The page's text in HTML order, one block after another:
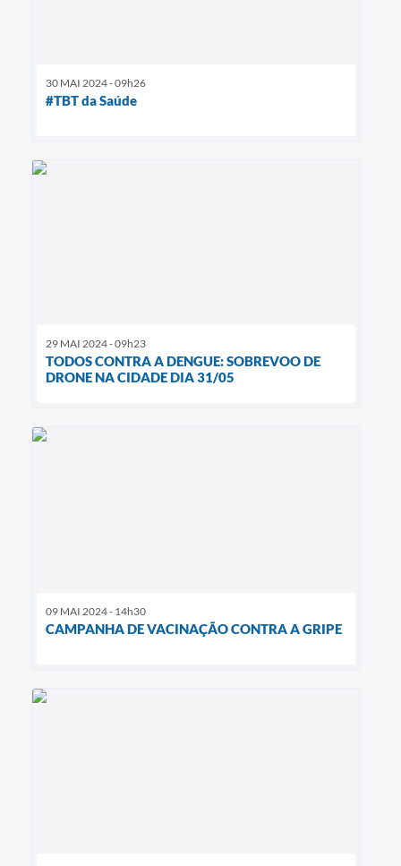
30 MAI 2024 - 09h26
#TBT da Saúde
29 MAI 2024 - 09h23
TODOS CONTRA A DENGUE: SOBREVOO DE
DRONE NA CIDADE DIA 31/05
09 MAI 2024 - 14h30
CAMPANHA DE VACINAÇÃO CONTRA A GRIPE